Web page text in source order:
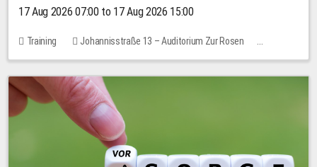
17 Aug 2026 07:00 to 17 Aug 2026 15:00
Training
Johannisstraße 13 – Auditorium Zur Rosen
1 place
10.00 EUR